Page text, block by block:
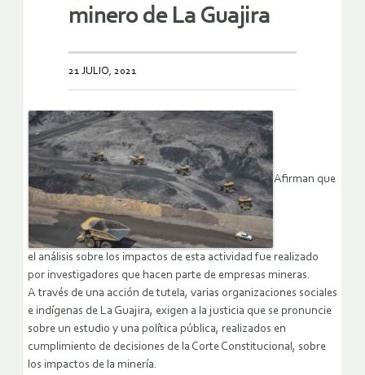
minero de La Guajira
21 JULIO, 2021
Afirman que
el análisis sobre los impactos de esta actividad fue realizado
por investigadores que hacen parte de empresas mineras.
A través de una acción de tutela, varias organizaciones sociales
e indígenas de La Guajira, exigen a la justicia que se pronuncie
sobre un estudio y una política pública, realizados en
cumplimiento de decisiones de la Corte Constitucional, sobre
los impactos de la minería.